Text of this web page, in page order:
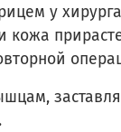
у
кожа